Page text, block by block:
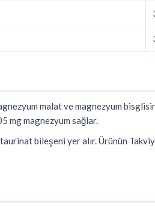
malat ve magnezyum
mg magnezyum sağlar.
bileşeni yer alır. Ürünün